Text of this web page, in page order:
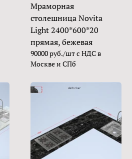
Мраморная
столешница Novita
Light 2400*600*20
прямая, бежевая
90000 руб./шт с НДС в
Москве и СПб